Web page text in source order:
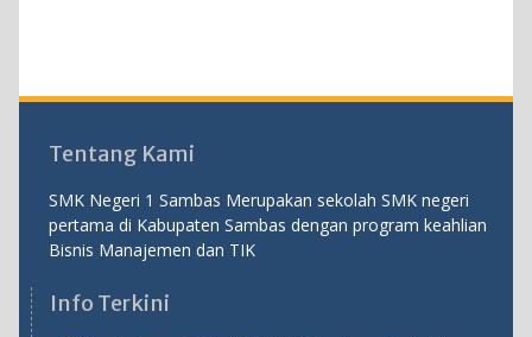
Tentang Kami
SMK Negeri 1 Sambas Merupakan sekolah SMK negeri
pertama di Kabupaten Sambas dengan program keahlian
Bisnis Manajemen dan TIK
Info Terkini